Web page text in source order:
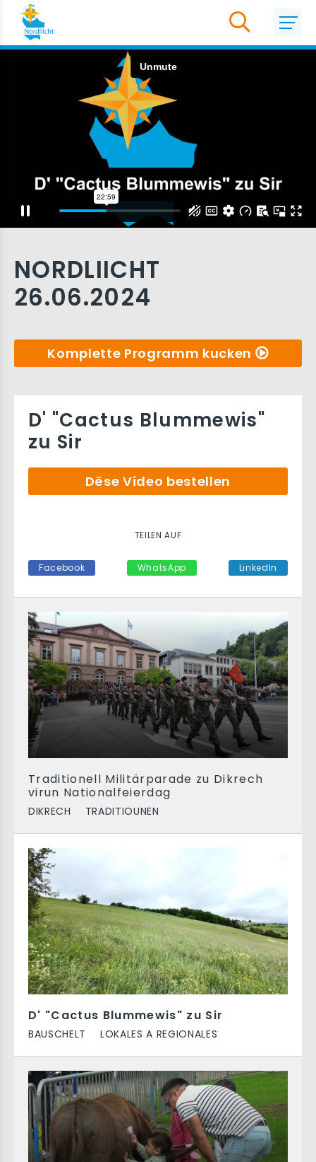
NORDLIICHT
26.06.2024
Komplette Programm kucken
Traditionell Militärparade zu Dikrech
virun Nationalfeierdag
DIKRECH TRADITIOUNEN
D' "Cactus Blummewis" zu Sir
BAUSCHELT LOKALES A REGIONALES
D' "Cactus Blummewis"
zu Sir
Dëse Video bestellen
TEILEN AUF
Facebook WhatsApp LinkedIn